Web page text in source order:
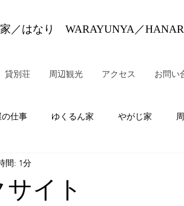
／はなり WARAYUNYA／
貸別荘 周辺観光 アクセス お問い
の仕事 ゆくるん家 やがじ家
イト
間: 1分